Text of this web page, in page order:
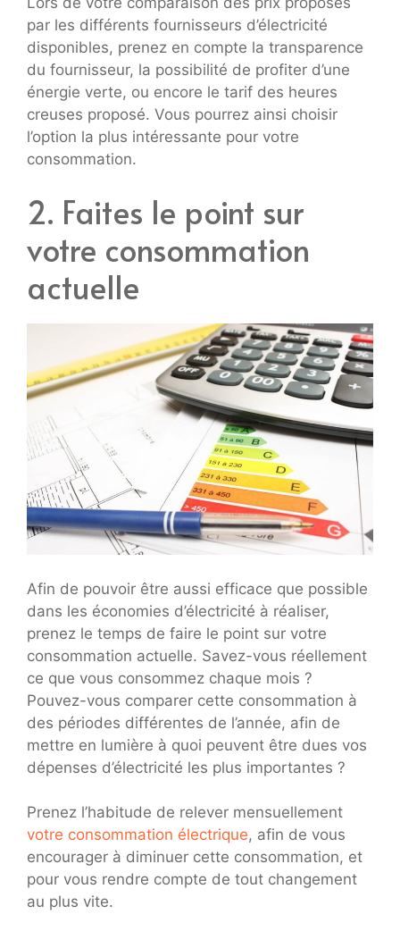
par les différents fournisseurs d’électricité
disponibles, prenez en compte la transparence
du fournisseur, la possibilité de profiter d’une
énergie verte, ou encore le tarif des heures
creuses proposé. Vous pourrez ainsi choisir
l’option la plus intéressante pour votre
consommation.
2. Faites le point sur
votre consommation
actuelle
Afin de pouvoir être aussi efficace que possible
dans les économies d’électricité à réaliser,
prenez le temps de faire le point sur votre
consommation actuelle. Savez-vous réellement
ce que vous consommez chaque mois ?
Pouvez-vous comparer cette consommation à
des périodes différentes de l’année, afin de
mettre en lumière à quoi peuvent être dues vos
dépenses d’électricité les plus importantes ?
Prenez l’habitude de relever mensuellement
votre consommation électrique, afin de vous
encourager à diminuer cette consommation, et
pour vous rendre compte de tout changement
au plus vite.